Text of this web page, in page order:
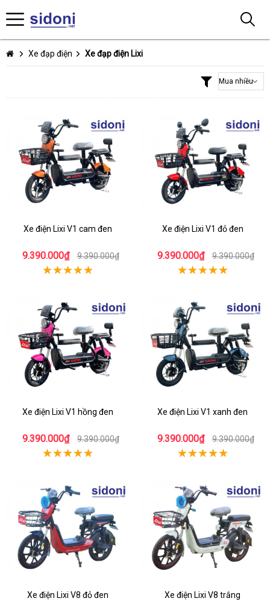
Xe đạp điện Xe đạp điện Lixi
Xe điện Lixi V1 cam đen
9.390.000₫ 9.390.000₫
Xe điện Lixi V1 đỏ đen
9.390.000₫ 9.390.000₫
Xe điện Lixi V1 hồng đen
9.390.000₫ 9.390.000₫
Xe điện Lixi V1 xanh đen
9.390.000₫ 9.390.000₫
Xe điện Lixi V8 đỏ đen Xe điện Lixi V8 trắng